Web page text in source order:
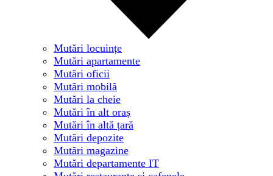
Mutări locuințe
Mutări apartamente
Mutări oficii
Mutări mobilă
Mutări la cheie
Mutări în alt oraș
Mutări în altă țară
Mutări depozite
Mutări magazine
Mutări departamente IT